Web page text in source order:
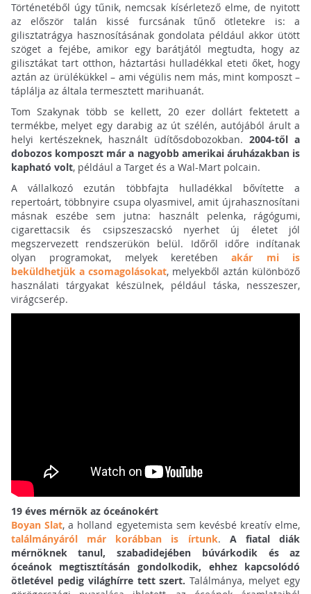
Történetéből úgy tűnik, nemcsak kísérletező elme, de nyitott
az először talán kissé furcsának tűnő ötletekre is: a
gilisztatrágya hasznosításának gondolata például akkor ütött
szöget a fejébe, amikor egy barátjától megtudta, hogy az
gilisztákat tart otthon, háztartási hulladékkal eteti őket, hogy
aztán az ürülékükkel – ami végülis nem más, mint komposzt –
táplálja az általa termesztett marihuanát.
Tom Szakynak több se kellett, 20 ezer dollárt fektetett a
termékbe, melyet egy darabig az út szélén, autójából árult a
helyi kertészeknek, használt üdítősdobozokban.2004-től a
dobozos komposzt már a nagyobb amerikai áruházakban is
kapható volt, például a Target és a Wal-Mart polcain.
A vállalkozó ezután többfajta hulladékkal bővítette a
repertoárt, többnyire csupa olyasmivel, amit újrahasznosítani
másnak eszébe sem jutna: használt pelenka, rágógumi,
cigarettacsik és csipszeszacskó nyerhet új életet jól
megszervezett rendszerükön belül. Időről időre indítanak
olyan programokat, melyek keretébenakár mi is
beküldhetjük a csomagolásokat, melyekből aztán különböző
használati tárgyakat készülnek, például táska, nesszeszer,
virágcserép.
19 éves mérnök az óceánokért
Boyan Slat, a holland egyetemista sem kevésbé kreatív elme,
találmányáról már korábban is írtunk. A fiatal diák
mérnöknek tanul, szabadidejében búvárkodik és az
óceánok megtisztításán gondolkodik, ehhez kapcsolódó
ötletével pedig világhírre tett szert. Találmánya, melyet egy